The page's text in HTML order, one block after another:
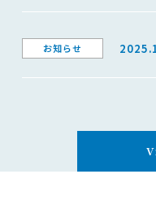
お知らせ